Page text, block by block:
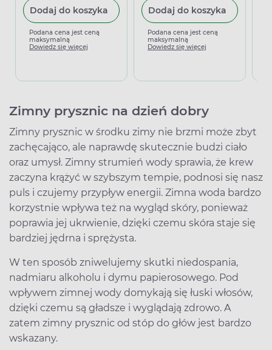
Dodaj do koszyka
Podana cena jest ceną
maksymalną
Dowiedz się więcej
Dodaj do koszyka
Podana cena jest ceną
maksymalną
Dowiedz się więcej
Zimny prysznic na dzień dobry
Zimny prysznic w środku zimy nie brzmi może zbyt
zachęcająco, ale naprawdę skutecznie budzi ciało
oraz umysł. Zimny strumień wody sprawia, że krew
zaczyna krążyć w szybszym tempie, podnosi się nasz
puls i czujemy przypływ energii. Zimna woda bardzo
korzystnie wpływa też na wygląd skóry, ponieważ
poprawia jej ukrwienie, dzięki czemu skóra staje się
bardziej jędrna i sprężysta.
W ten sposób zniwelujemy skutki niedospania,
nadmiaru alkoholu i dymu papierosowego. Pod
wpływem zimnej wody domykają się łuski włosów,
dzięki czemu są gładsze i wyglądają zdrowo. A
zatem zimny prysznic od stóp do głów jest bardzo
wskazany.